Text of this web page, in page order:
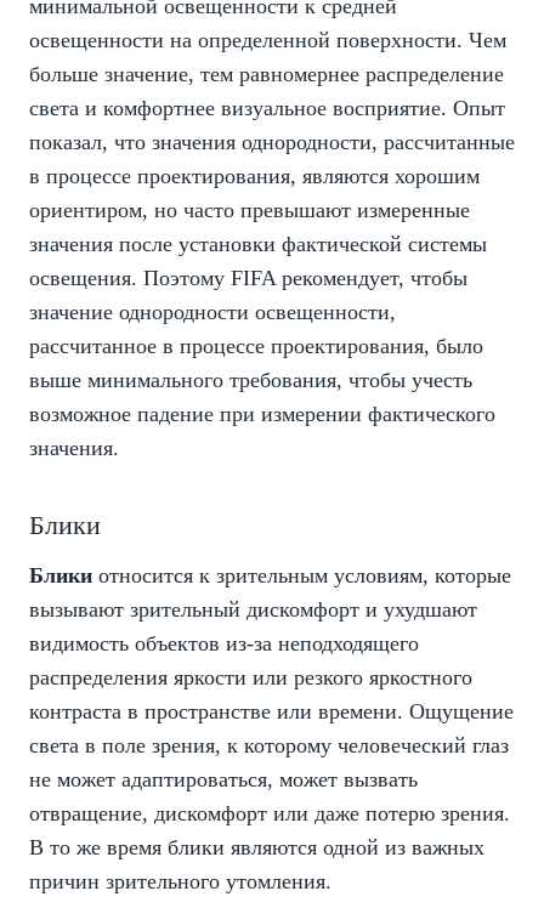
минимальной освещенности к средней
освещенности на определенной поверхности. Чем
больше значение, тем равномернее распределение
света и комфортнее визуальное восприятие. Опыт
показал, что значения однородности, рассчитанные
в процессе проектирования, являются хорошим
ориентиром, но часто превышают измеренные
значения после установки фактической системы
освещения. Поэтому FIFA рекомендует, чтобы
значение однородности освещенности,
рассчитанное в процессе проектирования, было
выше минимального требования, чтобы учесть
возможное падение при измерении фактического
значения.
Блики
Блики относится к зрительным условиям, которые
вызывают зрительный дискомфорт и ухудшают
видимость объектов из-за неподходящего
распределения яркости или резкого яркостного
контраста в пространстве или времени. Ощущение
света в поле зрения, к которому человеческий глаз
не может адаптироваться, может вызвать
отвращение, дискомфорт или даже потерю зрения.
В то же время блики являются одной из важных
причин зрительного утомления.